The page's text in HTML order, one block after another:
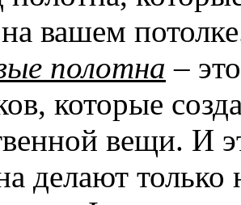
вашем
полотна –
которые
вещи. И
делают